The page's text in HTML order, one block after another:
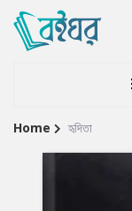
Site
Home হৃদিতা